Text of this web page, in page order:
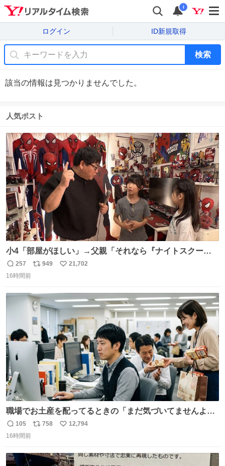
i
ログイン ID新規取得
検索
該当の情報は見つかりませんでした。
人気ポスト
小4「部屋がほしい」→父親「それなら『ナイトスクー
プ』に言え！無理やろけどな…」
oricon.co.jp/news/2472553/f… ⠀ 「父の部屋を奪いたい」
に、父が2部屋使い、姉妹は1部屋。文句を言うと「ナイト
スクープに改造してもらえ！無理やろけどな」と
返
信
257
リ
ト
数
949
い
数
21,702
16時間前
職場でお土産を配ってるときの「まだ気づいてませんよ」
的な演技が毎回シンドい。
返
信
105
リ
758
い
数
12,794
16時間前